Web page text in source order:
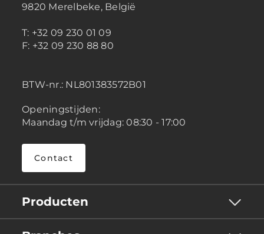
9820 Merelbeke, België
T: +32 09 230 01 09
F: +32 09 230 88 80
BTW-nr.: NL801383572B01
Openingstijden:
Maandag t/m vrijdag: 08:30 - 17:00
Contact
Producten